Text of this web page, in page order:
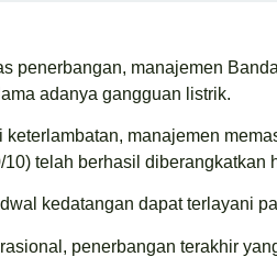
penerbangan, manajemen
adanya gangguan listrik.
keterlambatan, manajemen
telah berhasil diberangkatkan
kedatangan dapat terlayani
penerbangan terakhir